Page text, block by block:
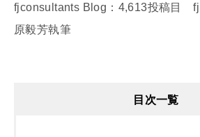
fjconsultants Blog：4,613投稿目 fj
原毅芳執筆
目次一覧